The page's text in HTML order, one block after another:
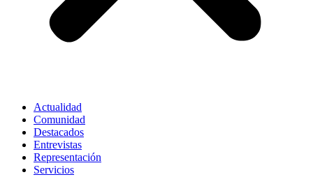
Actualidad
Comunidad
Destacados
Entrevistas
Representación
Servicios